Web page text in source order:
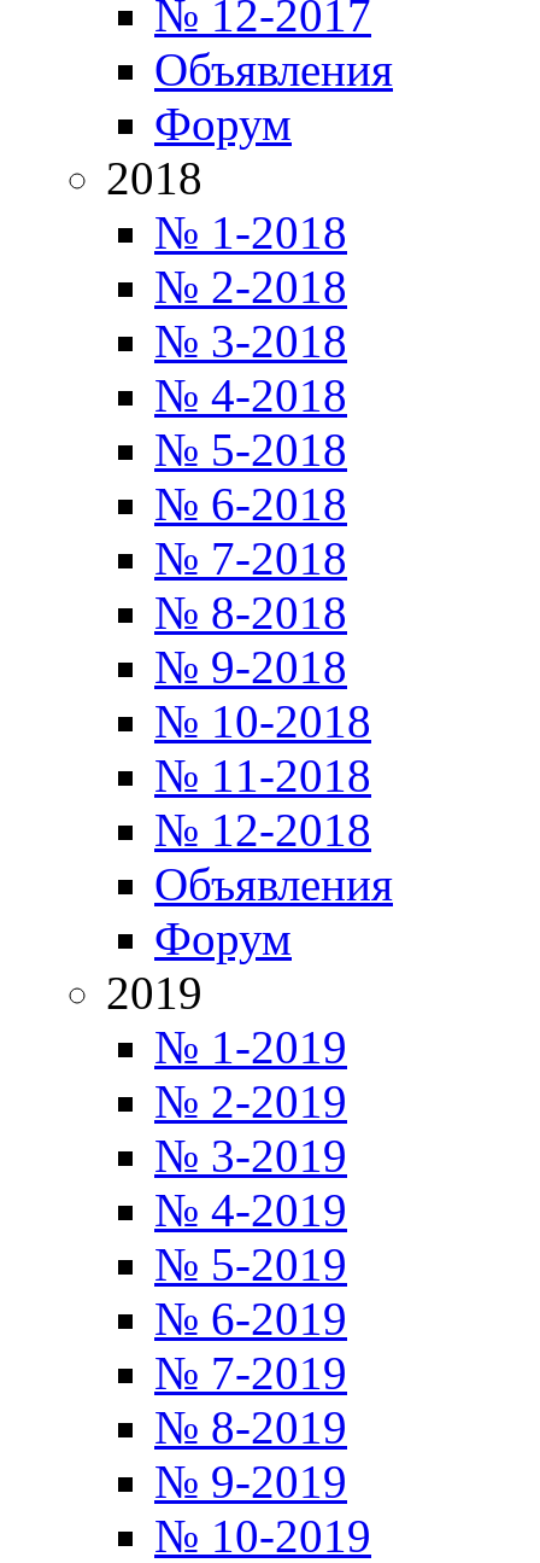
№ 12-2017
Объявления
Форум
2018
№ 1-2018
№ 2-2018
№ 3-2018
№ 4-2018
№ 5-2018
№ 6-2018
№ 7-2018
№ 8-2018
№ 9-2018
№ 10-2018
№ 11-2018
№ 12-2018
Объявления
Форум
2019
№ 1-2019
№ 2-2019
№ 3-2019
№ 4-2019
№ 5-2019
№ 6-2019
№ 7-2019
№ 8-2019
№ 9-2019
№ 10-2019